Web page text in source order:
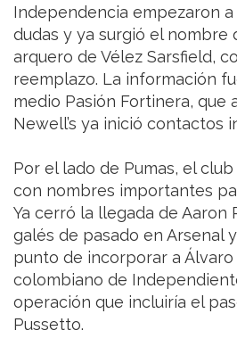
Independencia empezaron
dudas y ya surgió el nombre
arquero de Vélez Sarsfield,
reemplazo. La información
medio Pasión Fortinera, que
Newell’s ya inició contactos
Por el lado de Pumas, el
con nombres importantes
Ya cerró la llegada de Aaron
galés de pasado en Arsenal
punto de incorporar a
colombiano de
operación que incluiría el
Pussetto.